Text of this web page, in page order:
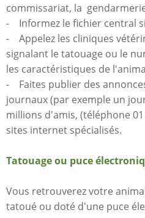
commissariat, la
- Informez le fichier central
- Appelez les cliniques
signalant le tatouage ou le
les caractéristiques de
- Faites publier des
journaux (par exemple un
millions d'amis, (téléphone
sites internet spécialisés.
Tatouage ou puce
Vous retrouverez votre
tatoué ou doté d'une puce